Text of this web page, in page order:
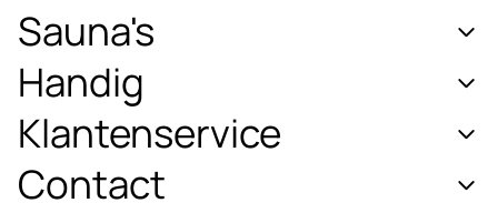
Sauna's
Handig
Klantenservice
Contact